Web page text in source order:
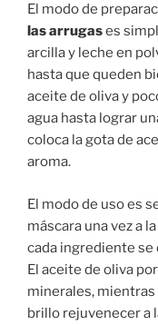
El modo de
las arrugases
arcilla y leche en
hasta que queden
aceite de oliva y
agua hasta lograr
coloca la gota de
aroma.
El modo de uso es
máscara una vez a
cada ingrediente se
El aceite de oliva
minerales,
brillo rejuvenecer a